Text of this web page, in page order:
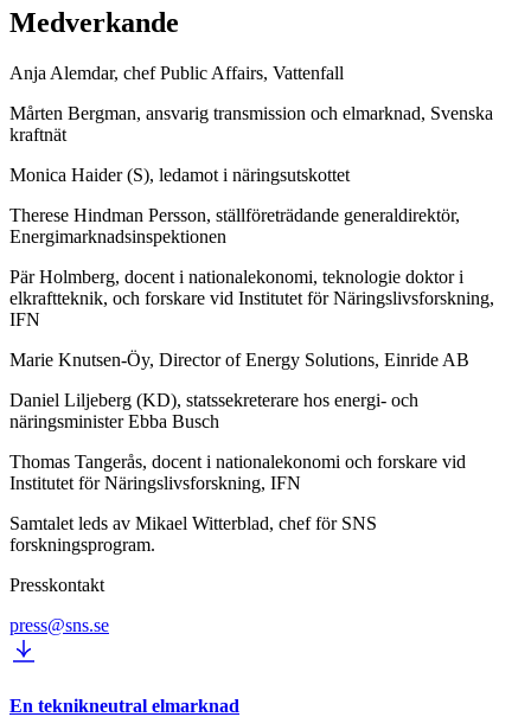
Medverkande
Anja Alemdar, chef Public Affairs, Vattenfall
Mårten Bergman, ansvarig transmission och elmarknad, Svenska
kraftnät
Monica Haider (S), ledamot i näringsutskottet
Therese Hindman Persson, ställföreträdande generaldirektör,
Energimarknadsinspektionen
Pär Holmberg, docent i nationalekonomi, teknologie doktor i
elkraftteknik, och forskare vid Institutet för Näringslivsforskning,
IFN
Marie Knutsen-Öy, Director of Energy Solutions, Einride AB
Daniel Liljeberg (KD), statssekreterare hos energi- och
näringsminister Ebba Busch
Thomas Tangerås, docent i nationalekonomi och forskare vid
Institutet för Näringslivsforskning, IFN
Samtalet leds av Mikael Witterblad, chef för SNS
forskningsprogram.
Presskontakt
press@sns.se
En teknikneutral elmarknad